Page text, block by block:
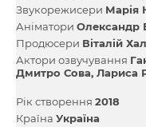
Звукорежисери Марія
Аніматори Олександр
Продюсери Віталій
Актори озвучування
Дмитро Сова Лариса
Рік створення 2018
Країна Україна